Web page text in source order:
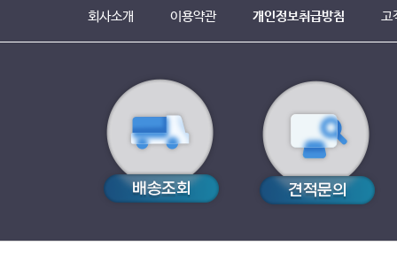
회사소개 이용약관 개인정보취급방침 고